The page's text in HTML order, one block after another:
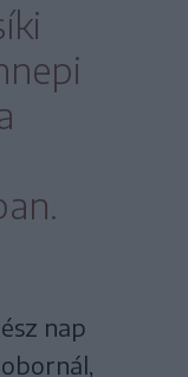
nap